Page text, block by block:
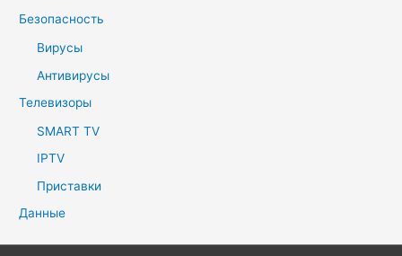
Безопасность
Вирусы
Антивирусы
Телевизоры
SMART TV
IPTV
Приставки
Данные